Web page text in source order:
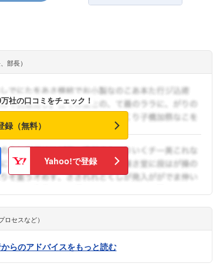
部長）
社の口コミをチェック！
録（無料）
Yahoo!で登録
ロセスなど）
らのアドバイスをもっと読む